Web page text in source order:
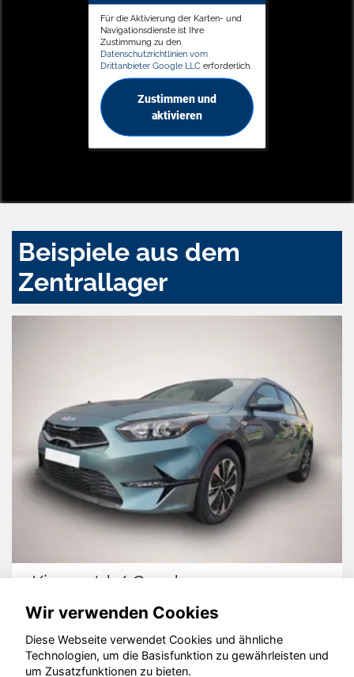
Für die Aktivierung der Karten- und
Navigationsdienste ist Ihre
Zustimmung zu den
Datenschutzrichtlinien vom
Drittanbieter Google LLC erforderlich.
Zustimmen und
aktivieren
Beispiele aus dem
Zentrallager
/ Ceed Audi
© konjunkturmotor.de GmbH 2020 - 2026
Wir verwenden Cookies
Diese Webseite verwendet Cookies und ähnliche
Technologien, um die Basisfunktion zu gewährleisten und
um Zusatzfunktionen zu bieten.